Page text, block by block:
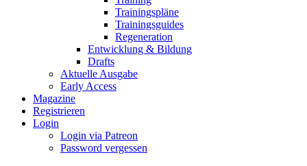
Trainingspläne
Trainingsguides
Regeneration
Entwicklung & Bildung
Drafts
Aktuelle Ausgabe
Early Access
Magazine
Registrieren
Login
Login via Patreon
Password vergessen